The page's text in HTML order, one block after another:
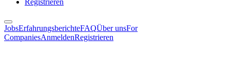
Registrieren
JobsErfahrungsberichteFAQÜber unsFor
CompaniesAnmeldenRegistrieren